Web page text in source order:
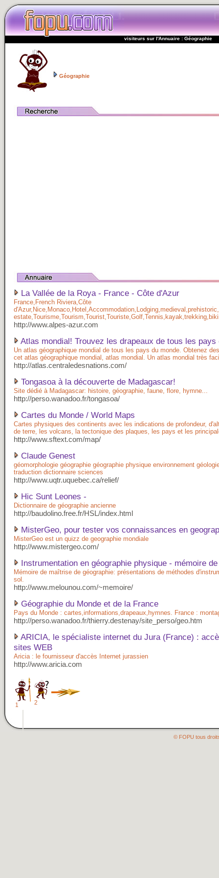
visiteurs sur l'Annuaire : Géographie
Géographie
La Vallée de la Roya - France - Côte d'Azur
France,French Riviera,Côte
http://www.alpes-azur.com
Atlas mondial! Trouvez les drapeaux de tous les
Un atlas géographique mondial de tous les pays du monde. Obtenez
cet atlas géographique mondial, atlas mondial. Un atlas mondial très
http://atlas.centraledesnations.com/
Tongasoa à la découverte de Madagascar!
Site dédié à Madagascar: histoire, géographie, faune, flore, hymne...
http://perso.wanadoo.fr/tongasoa/
Cartes du Monde / World Maps
Cartes physiques des continents avec les indications de profondeur,
de terre, les volcans, la tectonique des plaques, les pays et les
http://www.sftext.com/map/
Claude Genest
géomorphologie géographie géographie physique environnement
traduction dictionnaire sciences
http://www.uqtr.uquebec.ca/relief/
Hic Sunt Leones -
Dictionnaire de géographie ancienne
http://baudolino.free.fr/HSL/index.html
MisterGeo, pour tester vos connaissances en
MisterGeo est un quizz de geographie mondiale
http://www.mistergeo.com/
Instrumentation en géographie physique - mémoire
Mémoire de maîtrise de géographie: présentations de méthodes
sol.
http://www.melounou.com/~memoire/
Géographie du Monde et de la France
Pays du Monde : cartes,informations,drapeaux,hymnes. France :
http://perso.wanadoo.fr/thierry.destenay/site_perso/geo.htm
ARICIA, le spécialiste internet du Jura (France) :
sites WEB
Aricia : le fournisseur d'accès Internet jurassien
http://www.aricia.com
1 2
© FOPU tous